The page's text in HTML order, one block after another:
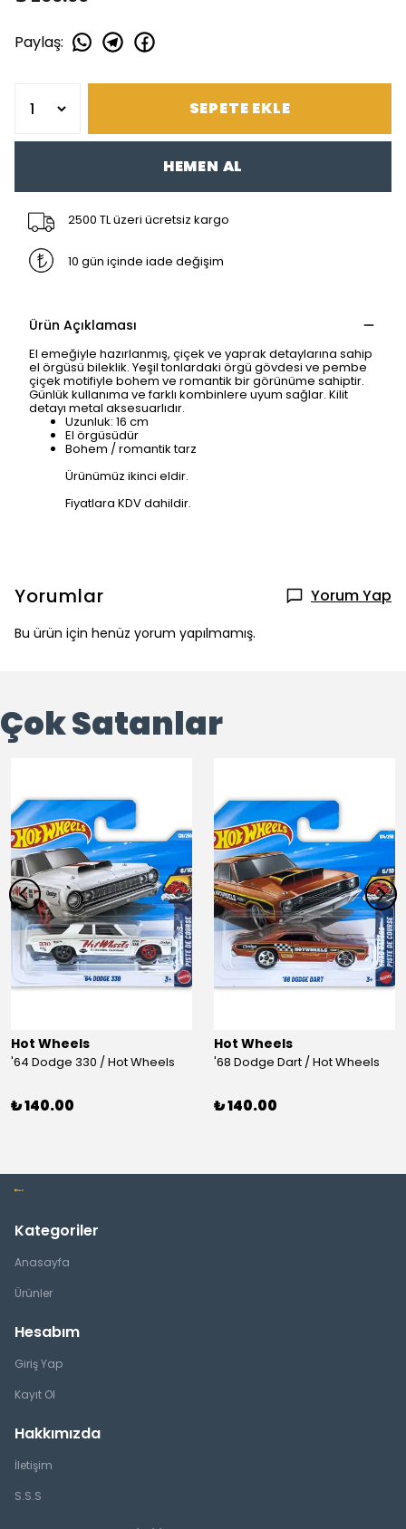
Paylaş:
SEPETE EKLE
HEMEN AL
2500 TL üzeri ücretsiz kargo
10 gün içinde iade değişim
Ürün Açıklaması
El emeğiyle hazırlanmış, çiçek ve yaprak detaylarına sahip
el örgüsü bileklik. Yeşil tonlardaki örgü gövdesi ve pembe
çiçek motifiyle bohem ve romantik bir görünüme sahiptir.
Günlük kullanıma ve farklı kombinlere uyum sağlar. Kilit
detayı metal aksesuarlıdır.
Uzunluk: 16 cm
El örgüsüdür
Bohem / romantik tarz
Ürünümüz ikinci eldir.
Fiyatlara KDV dahildir.
Yorumlar Yorum Yap
Bu ürün için henüz yorum yapılmamış.
Çok Satanlar
Hot Wheels
'64 Dodge 330 / Hot Wheels
₺ 140.00
Hot Wheels
'68 Dodge Dart / Hot Wheels
₺ 140.00
Kategoriler
Anasayfa
Ürünler
Hesabım
Giriş Yap
Kayıt Ol
Hakkımızda
İletişim
S.S.S